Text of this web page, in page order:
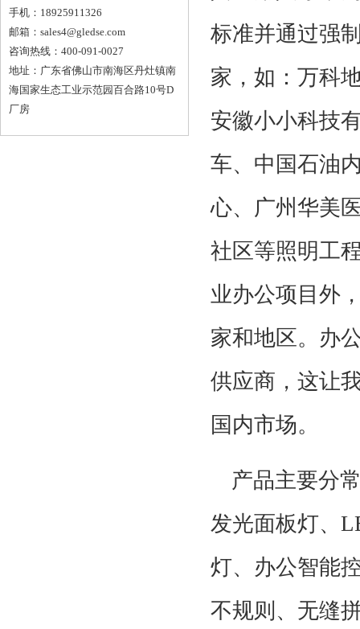
手机：18925911326
邮箱： sales4@gledse.com
咨询热线：400-091-0027
地址：广东省佛山市南海区丹灶镇南
海国家生态工业示范园百合路10号D
厂房
标准并通过强
家，如：万科
安徽小小科技
车、中国石油
心、广州华美
社区等照明工
业办公项目外
家和地区。办
供应商，这让
国内市场。
产品主要分
发光面板灯、
灯、办公智能
不规则、无缝